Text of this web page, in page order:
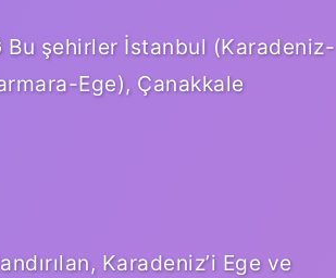
Bu şehirler İstanbul (Karadeniz-
Ege), Çanakkale
Karadeniz’i Ege ve